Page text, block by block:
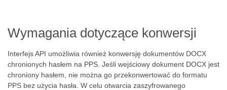
Wymagania dotyczące konwersji
Interfejs API umożliwia również konwersję dokumentów DOCX
chronionych hasłem na PPS. Jeśli wejściowy dokument DOCX jest
chroniony hasłem, nie można go przekonwertować do formatu
PPS bez użycia hasła. W celu otwarcia zaszyfrowanego